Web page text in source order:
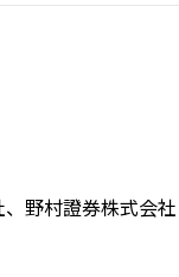
野村證券株式会社